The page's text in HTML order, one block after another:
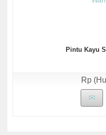
Pintu Kayu
Rp